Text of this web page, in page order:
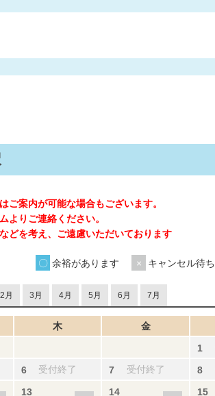
案内が可能な場合もございます。
よりご連絡ください。
どを考え、ご遠慮いただいております
余裕があります キャンセル待ち
2月 3月 4月 5月 6月 7月
木 金
受付終了 受付終了